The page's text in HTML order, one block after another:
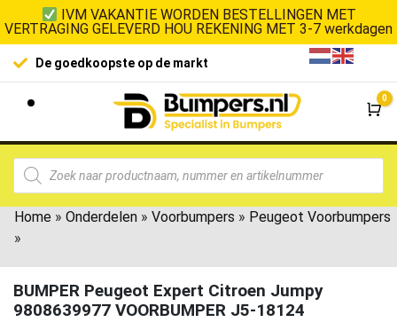
IVM VAKANTIE WORDEN BESTELLINGEN MET
VERTRAGING GELEVERD HOU REKENING MET 3-7 werkdagen
De goedkoopste op de markt
0
Home » Onderdelen » Voorbumpers » Peugeot Voorbumpers
»
BUMPER Peugeot Expert Citroen Jumpy
9808639977 VOORBUMPER J5-18124